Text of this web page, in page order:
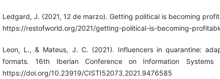
Ledgard, J. (2021, 12 de marzo). Getting political is becoming
https://restofworld.org/2021/getting-political-is-becoming-
Leon, L., & Mateus, J. C. (2021). Influencers in quarantine:
formats. 16th Iberian Conference on Information
https://doi.org/10.23919/CISTI52073.2021.9476585